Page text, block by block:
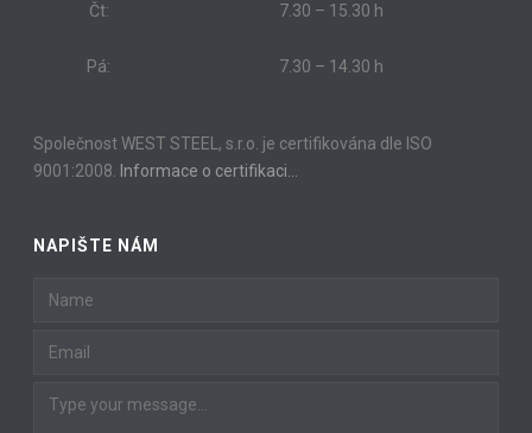
Čt: 7.30 – 15.30 h
Pá: 7.30 – 14.30 h
Společnost WEST STEEL, s.r.o. je certifikována dle ISO
9001:2008.
Informace o certifikaci…
NAPIŠTE NÁM